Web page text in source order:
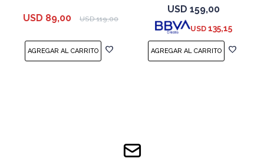
USD 89,00 USD 119,00
USD 159,00
USD 135,15